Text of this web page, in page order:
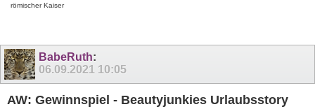
römischer Kaiser
BabeRuth:
06.09.2021 10:05
AW: Gewinnspiel - Beautyjunkies Urlaubsstory